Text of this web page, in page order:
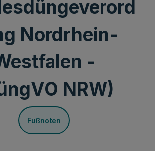
Nordrhein-
-
NRW)
Fußnoten